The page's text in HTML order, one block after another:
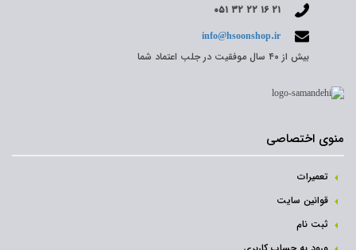
۰۵۱ ۳۲ ۲۲ ۱۶ ۲۱
info@hsoonshop.ir
بیش از ۴۰ سال موفقیت در جلب اعتماد شما
منوی اختصاصی
تعمیرات
قوانین سایت
ثبت نام‌